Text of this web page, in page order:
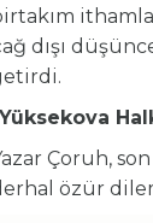
dışı
Çoruh,
özür